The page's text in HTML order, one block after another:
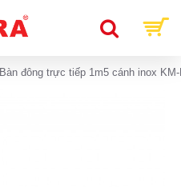
Bàn đông trực tiếp 1m5 cánh inox